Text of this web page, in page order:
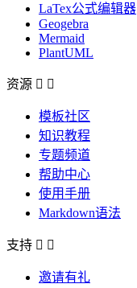
LaTex公式编辑器
Geogebra
Mermaid
PlantUML
资源  
模板社区
知识教程
专题频道
帮助中心
使用手册
Markdown语法
支持  
邀请有礼